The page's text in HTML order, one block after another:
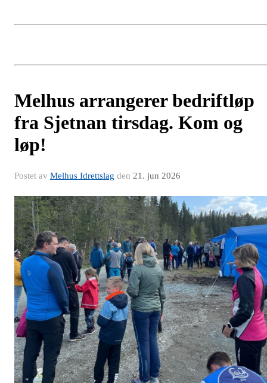
Melhus arrangerer bedriftløp
fra Sjetnan tirsdag. Kom og
løp!
Postet av Melhus Idrettslag den 21. jun 2026